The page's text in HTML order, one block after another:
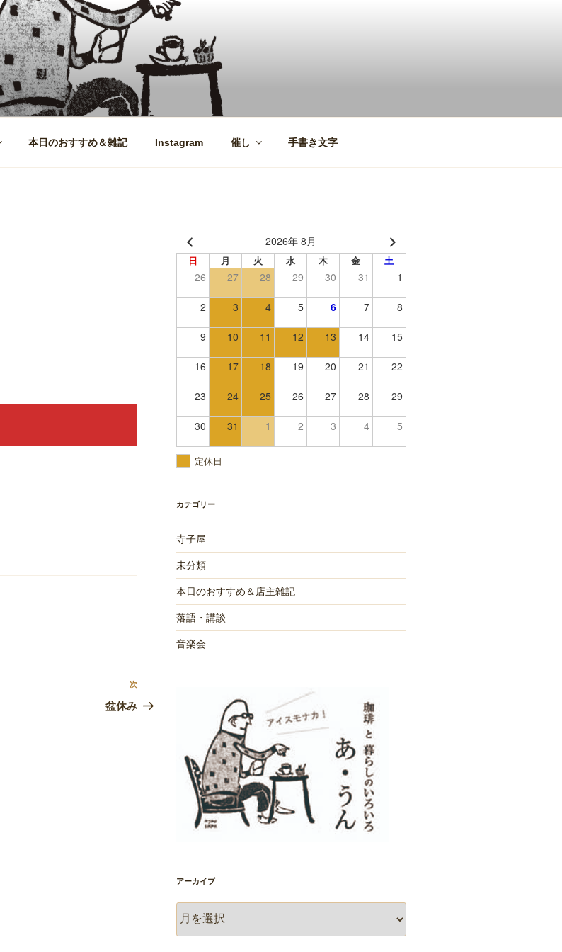
本日のおすすめ＆雑記 Instagram 催し 手書き文字
次
の
次
盆休み
2026年 8月
日 月 火 水 木 金 土
26 27 28 29 30 31 1
2 3 4 5 6 7 8
9 10 11 12 13 14 15
16 17 18 19 20 21 22
23 24 25 26 27 28 29
30 31 1 2 3 4 5
定休日
カテゴリー
寺子屋
未分類
本日のおすすめ＆店主雑記
落語・講談
音楽会
アーカイブ
ー